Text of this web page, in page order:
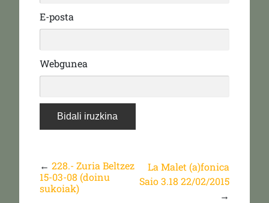
E-posta
Webgunea
← 228.- Zuria Beltzez
15-03-08 (doinu
sukoiak)
La Malet (a)fonica
Saio 3.18 22/02/2015
→